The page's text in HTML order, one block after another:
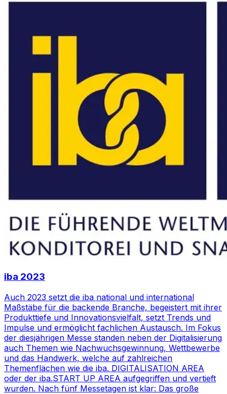
iba 2023
Auch 2023 setzt die iba national und international
Maßstäbe für die backende Branche, begeistert mit ihrer
Produkttiefe und Innovationsvielfalt, setzt Trends und
Impulse und ermöglicht fachlichen Austausch. Im Fokus
der diesjährigen Messe standen neben der Digitalisierung
auch Themen wie Nachwuchsgewinnung, Wettbewerbe
und das Handwerk, welche auf zahlreichen
Themenflächen wie die iba. DIGITALISATION AREA
oder der iba.START UP AREA aufgegriffen und vertieft
wurden. Nach fünf Messetagen ist klar: Das große